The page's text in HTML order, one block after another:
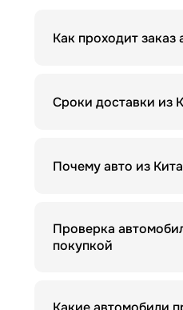
Как проходит заказ
Сроки доставки из
Почему авто из
Проверка
покупкой